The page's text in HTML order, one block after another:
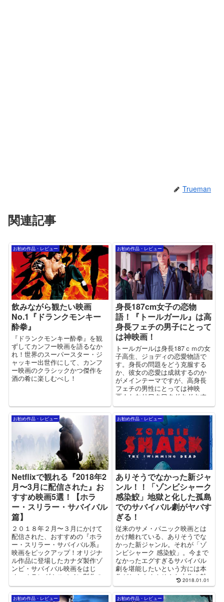
Trueman
関連記事
お勧め作品・レビュー
飲みながら観たい映画
No.1『ドランクモンキー
酔拳』
『ドランクモンキー酔拳』を観
ずしてカンフー映画を語るなか
れ！世界のスーパースター・ジ
ャッキー出世作にして、カンフ
ー映画のクラシックかつ傑作を
酒の肴に楽しむべし！
お勧め作品・レビュー
身長187cm女子の恋物
語！『トールガール』は高
身長フェチの男子にとって
は神映画！
トールガールは身長187ｃｍの女
子高生、ジョディの恋愛物語で
す。身長の問題をどう克服する
か、彼女の恋愛は成就するのか
がメインテーマですが、高身長
フェチの男性にとっては神映
画！かなりワクワクドキドキす
るすばらしい作品です！
お勧め作品・レビュー
Netflixで観れる『2018年2
月〜3月に配信された』お
すすめ映画5選！【ホラ
ー・スリラー・サバイバル
篇】
２０１８年２月〜３月にかけて
配信された、おすすめの『ホラ
ー・スリラー・サバイバル系』
映画をピックアップ！オリジナ
ル作品に登場したカナダ製作ゾ
ンビ・サバイバル映画をはじ
め、オランダやスペイン製作の
スリラー映画まで様々！
お勧め作品・レビュー
ありそうでなかった新ジャ
ンル！！「ゾンビシャーク
感染鮫」地獄と化した孤島
でのサバイバル劇がヤバす
ぎる！
従来のサメ・パニック映画とは
かけ離れている、ありそうでな
かった新ジャンル。それが「ゾ
ンビシャーク 感染鮫」。今まで
なかったエグすぎるサバイバル
劇を堪能したいという方には本
作がおすすめ！そんな本作の魅
力とは？！
2018.01.01
お勧め作品・レビュー お勧め作品・レビュー